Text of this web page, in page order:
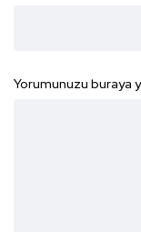
Yorumunuzu buraya